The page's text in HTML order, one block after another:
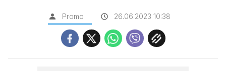
Promo 26.06.2023 10:38